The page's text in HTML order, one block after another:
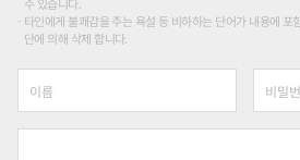
수 있습니다.
타인에게 불쾌감을 주는 욕설 등 비하하는 단어가 내용에
단에 의해 삭제 합니다.